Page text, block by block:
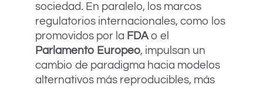
sociedad. En paralelo, los marcos
regulatorios internacionales, como los
promovidos por la FDAo el
Parlamento Europeo, impulsan un
cambio de paradigma hacia modelos
alternativos más reproducibles, más